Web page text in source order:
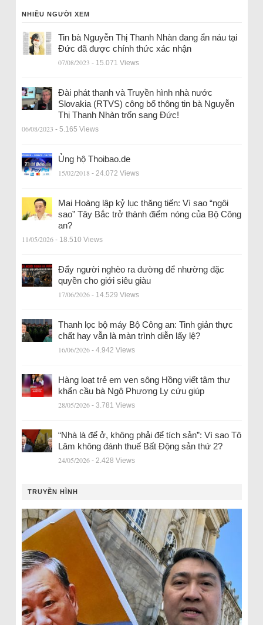
NHIỀU NGƯỜI XEM
Tin bà Nguyễn Thị Thanh Nhàn đang ẩn náu tại
Đức đã được chính thức xác nhận
07/08/2023 - 15.071 Views
Đài phát thanh và Truyền hình nhà nước
Slovakia (RTVS) công bố thông tin bà Nguyễn
Thị Thanh Nhàn trốn sang Đức!
06/08/2023 - 5.165 Views
Ủng hộ Thoibao.de
15/02/2018 - 24.072 Views
Mai Hoàng lập kỷ lục thăng tiến: Vì sao “ngôi
sao” Tây Bắc trở thành điểm nóng của Bộ Công
an?
11/05/2026 - 18.510 Views
Đẩy người nghèo ra đường để nhường đặc
quyền cho giới siêu giàu
17/06/2026 - 14.529 Views
Thanh lọc bộ máy Bộ Công an: Tinh giản thực
chất hay vẫn là màn trình diễn lấy lệ?
16/06/2026 - 4.942 Views
Hàng loạt trẻ em ven sông Hồng viết tâm thư
khẩn cầu bà Ngô Phương Ly cứu giúp
28/05/2026 - 3.781 Views
“Nhà là để ở, không phải để tích sản”: Vì sao Tô
Lâm không đánh thuế Bất Động sản thứ 2?
24/05/2026 - 2.428 Views
TRUYỀN HÌNH